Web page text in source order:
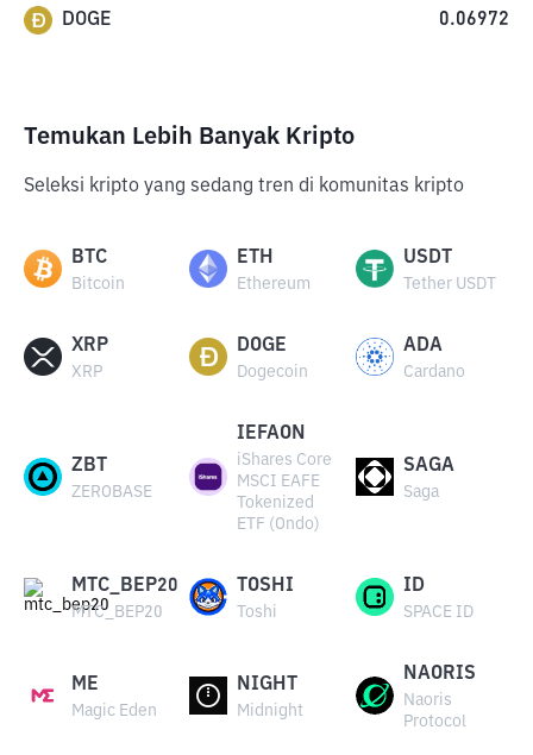
DOGE 0.06972
Temukan Lebih Banyak Kripto
Seleksi kripto yang sedang tren di komunitas kripto
BTC
Bitcoin
ETH
Ethereum
USDT
Tether USDT
XRP
XRP
DOGE
Dogecoin
ADA
Cardano
ZBT
ZEROBASE
IEFAON
iShares Core
MSCI EAFE
Tokenized
ETF (Ondo)
SAGA
Saga
MTC_BEP20
MTC_BEP20
TOSHI
Toshi
ID
SPACE ID
ME
Magic Eden
NIGHT
Midnight
NAORIS
Naoris
Protocol